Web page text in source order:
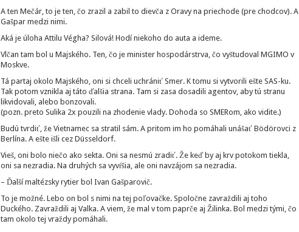
A ten Mečár, to je ten, čo zrazil a zabil to dievča z Oravy na priechode (pre chodcov). A
Gašpar medzi nimi.
Aká je úloha Attilu Végha? Silová! Hodí niekoho do auta a ideme.
Vlčan tam bol u Majského. Ten, čo je minister hospodárstrva, čo vyštudoval MGIMO v
Moskve.
Tá partaj okolo Majského, oni si chceli uchrániť Smer. K tomu si vytvorili ešte SAS-ku.
Tak potom vznikla aj táto ďalšia strana. Tam si zasa dosadili agentov, aby tú stranu
likvidovali, alebo bonzovali.
(pozn. preto Sulika 2x pouzili na zhodenie vlady. Dohoda so SMERom, ako vidite.)
Budú tvrdiť, že Vietnamec sa stratil sám. A pritom im ho pomáhali unášať Bödörovci z
Berlína. A ešte išli cez Düsseldorf.
Vieš, oni bolo niečo ako sekta. Oni sa nesmú zradiť. Že keď by aj krv potokom tiekla,
oni sa nezradia. Na druhých sa vyvŕšia, ale oni navzájom sa nezradia.
– Ďalší maltézsky rytier bol Ivan Gašparovič.
To je možné. Lebo on bol s nimi na tej poľovačke. Spoločne zavraždili aj toho
Duckého. Zavraždili aj Valka. A viem, že mal v tom paprče aj Žilinka. Bol medzi tými, čo
tam okolo tej vraždy pomáhali.